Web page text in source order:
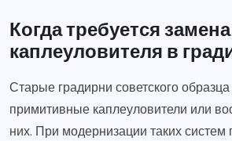
Когда требуется замена
каплеуловителя в
Старые градирни советского
примитивные каплеуловители или
них. При модернизации таких